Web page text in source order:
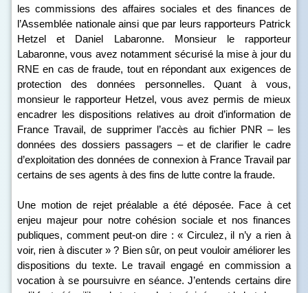
les commissions des affaires sociales et des finances de
l’Assemblée nationale ainsi que par leurs rapporteurs Patrick
Hetzel et Daniel Labaronne. Monsieur le rapporteur
Labaronne, vous avez notamment sécurisé la mise à jour du
RNE en cas de fraude, tout en répondant aux exigences de
protection des données personnelles. Quant à vous,
monsieur le rapporteur Hetzel, vous avez permis de mieux
encadrer les dispositions relatives au droit d’information de
France Travail, de supprimer l’accès au fichier PNR – les
données des dossiers passagers – et de clarifier le cadre
d’exploitation des données de connexion à France Travail par
certains de ses agents à des fins de lutte contre la fraude.
Une motion de rejet préalable a été déposée. Face à cet
enjeu majeur pour notre cohésion sociale et nos finances
publiques, comment peut-on dire : « Circulez, il n’y a rien à
voir, rien à discuter » ? Bien sûr, on peut vouloir améliorer les
dispositions du texte. Le travail engagé en commission a
vocation à se poursuivre en séance. J’entends certains dire